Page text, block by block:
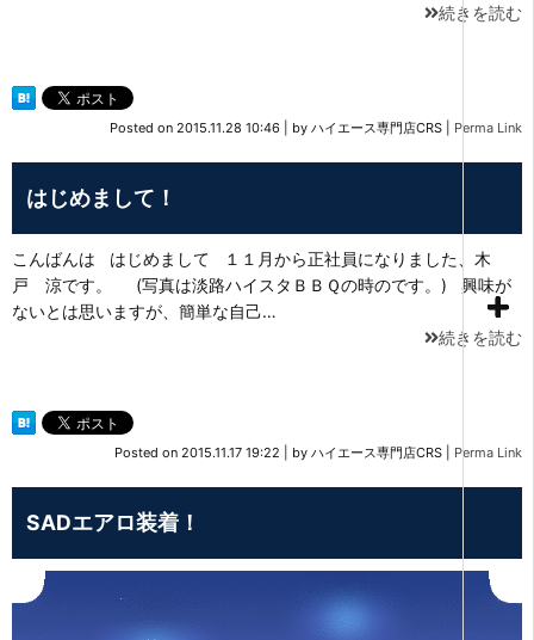
続きを読む
Posted on 2015.11.28 10:46 by ハイエース専門店CRS Perma Link
はじめまして！
こんばんは はじめまして １１月から正社員になりました、木
戸 涼です。 (写真は淡路ハイスタＢＢＱの時のです。) 興味が
ないとは思いますが、簡単な自己…
続きを読む
Posted on 2015.11.17 19:22 by ハイエース専門店CRS Perma Link
SADエアロ装着！